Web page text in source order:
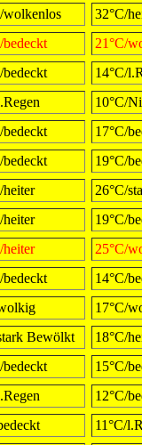
wolkenlos
32°C/
bedeckt
21°C/
bedeckt
14°C/
10°C/
bedeckt
17°C/
bedeckt
19°C/
heiter
26°C/
heiter
19°C/
heiter
25°C/
bedeckt
14°C/
17°C/
Bewölkt
18°C/
bedeckt
15°C/
12°C/
11°C/